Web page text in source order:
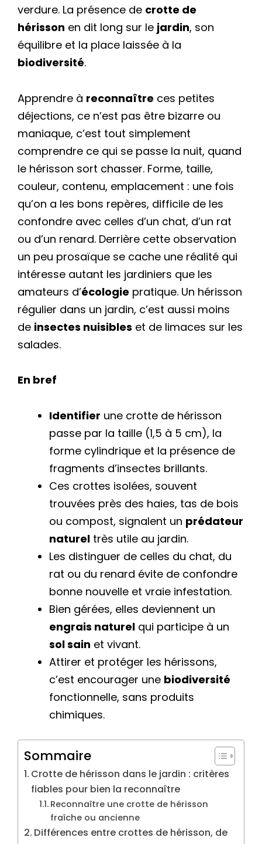
verdure. La présence de crotte de
hérisson en dit long sur le jardin, son
équilibre et la place laissée à la
biodiversité.
Apprendre à reconnaître ces petites
déjections, ce n’est pas être bizarre ou
maniaque, c’est tout simplement
comprendre ce qui se passe la nuit, quand
le hérisson sort chasser. Forme, taille,
couleur, contenu, emplacement : une fois
qu’on a les bons repères, difficile de les
confondre avec celles d’un chat, d’un rat
ou d’un renard. Derrière cette observation
un peu prosaïque se cache une réalité qui
intéresse autant les jardiniers que les
amateurs d’écologie pratique. Un hérisson
régulier dans un jardin, c’est aussi moins
de insectes nuisibles et de limaces sur les
salades.
En bref
Identifier une crotte de hérisson
passe par la taille (1,5 à 5 cm), la
forme cylindrique et la présence de
fragments d’insectes brillants.
Ces crottes isolées, souvent
trouvées près des haies, tas de bois
ou compost, signalent un prédateur
naturel très utile au jardin.
Les distinguer de celles du chat, du
rat ou du renard évite de confondre
bonne nouvelle et vraie infestation.
Bien gérées, elles deviennent un
engrais naturel qui participe à un
sol sain et vivant.
Attirer et protéger les hérissons,
c’est encourager une biodiversité
fonctionnelle, sans produits
chimiques.
Sommaire
Crotte de hérisson dans le jardin : critères
fiables pour bien la reconnaître
Reconnaître une crotte de hérisson
fraîche ou ancienne
Différences entre crottes de hérisson, de